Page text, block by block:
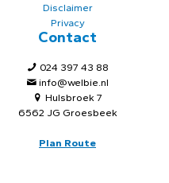
Disclaimer
Privacy
Contact
024 397 43 88
info@welbie.nl
Hulsbroek 7
6562 JG Groesbeek
Plan Route